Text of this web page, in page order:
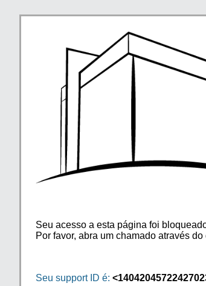
Seu acesso a esta página foi
Por favor, abra um chamado através do
Seu support ID é: